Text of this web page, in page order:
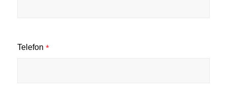
Telefon *